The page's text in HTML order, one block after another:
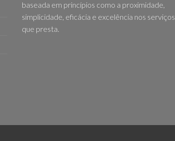
baseada em princípios como a proximidade,
simplicidade, eficácia e excelência nos serviços
que presta.